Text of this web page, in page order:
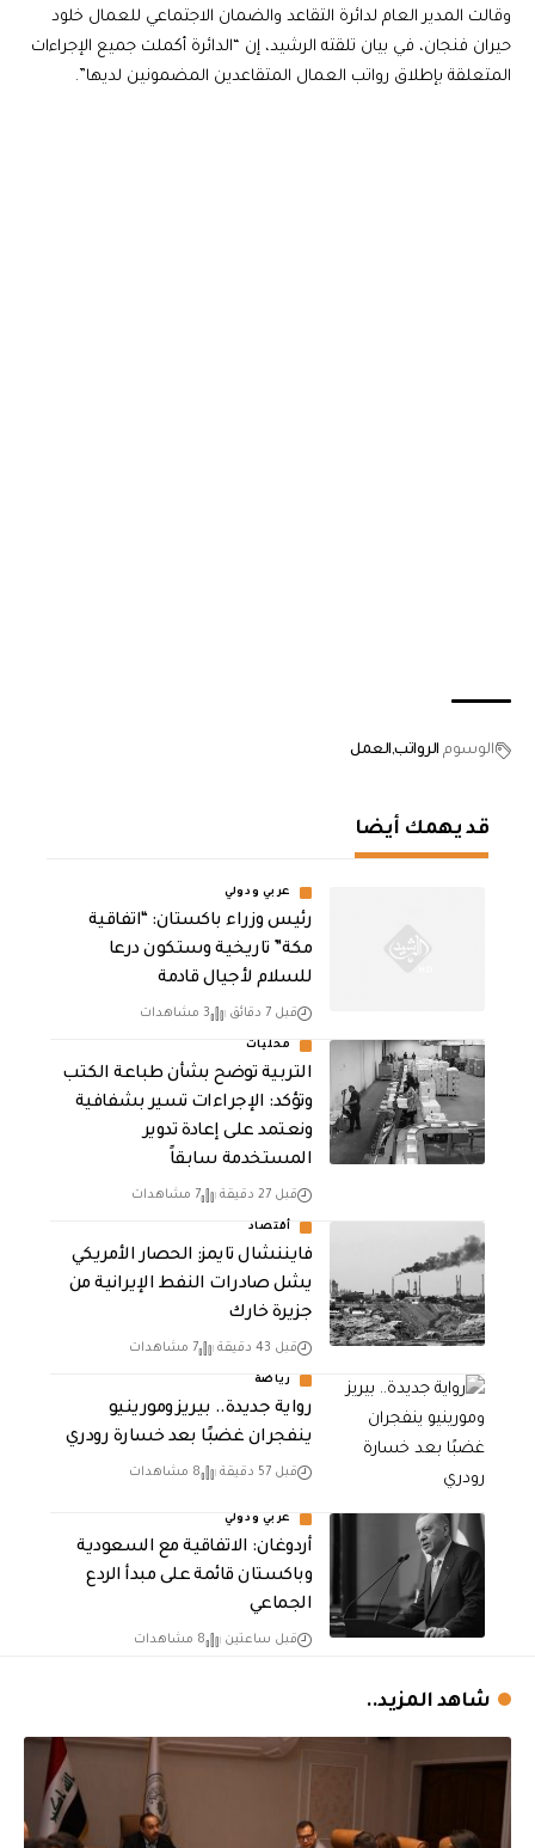
وقالت المدير العام لدائرة التقاعد والضمان الاجتماعي للعمال خلود
حيران فنجان، في بيان تلقته الرشيد، إن “الدائرة أكملت جميع الإجراءات
المتعلقة بإطلاق رواتب العمال المتقاعدين المضمونين لديها”.
الوسوم الرواتب العمل
قد يهمك أيضا
عربي ودولي
رئيس وزراء باكستان: “اتفاقية
مكة” تاريخية وستكون درعا
للسلام لأجيال قادمة
قبل 7 دقائق 3 مشاهدات
محليات
التربية توضح بشأن طباعة الكتب
وتؤكد: الإجراءات تسير بشفافية
ونعتمد على إعادة تدوير
المستخدمة سابقاً
قبل 27 دقيقة 7 مشاهدات
أقتصاد
فايننشال تايمز: الحصار الأمريكي
يشل صادرات النفط الإيرانية من
جزيرة خارك
قبل 43 دقيقة 7 مشاهدات
رياضة
رواية جديدة.. بيريز ومورينيو
ينفجران غضبًا بعد خسارة رودري
قبل 57 دقيقة 8 مشاهدات
عربي ودولي
أردوغان: الاتفاقية مع السعودية
وباكستان قائمة على مبدأ الردع
الجماعي
قبل ساعتين 8 مشاهدات
شاهد المزيد..